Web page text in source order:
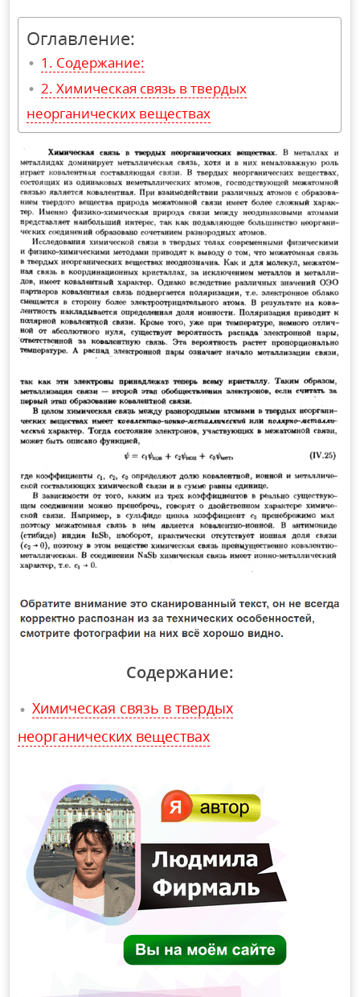
Оглавление:
Содержание:
Химическая связь в твердых
неорганических веществах
Содержание:
Химическая связь в твердых
неорганических веществах